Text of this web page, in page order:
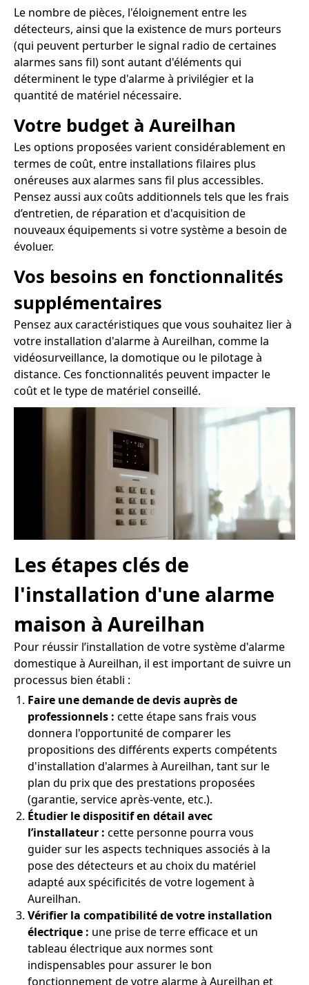
Le nombre de pièces, l'éloignement entre les
détecteurs, ainsi que la existence de murs porteurs
(qui peuvent perturber le signal radio de certaines
alarmes sans fil) sont autant d'éléments qui
déterminent le type d'alarme à privilégier et la
quantité de matériel nécessaire.
Votre budget à Aureilhan
Les options proposées varient considérablement en
termes de coût, entre installations filaires plus
onéreuses aux alarmes sans fil plus accessibles.
Pensez aussi aux coûts additionnels tels que les frais
d’entretien, de réparation et d'acquisition de
nouveaux équipements si votre système a besoin de
évoluer.
Vos besoins en fonctionnalités
supplémentaires
Pensez aux caractéristiques que vous souhaitez lier à
votre installation d'alarme à Aureilhan, comme la
vidéosurveillance, la domotique ou le pilotage à
distance. Ces fonctionnalités peuvent impacter le
coût et le type de matériel conseillé.
Les étapes clés de
l'installation d'une alarme
maison à Aureilhan
Pour réussir l’installation de votre système d'alarme
domestique à Aureilhan, il est important de suivre un
processus bien établi :
Faire une demande de devis auprès de
professionnels : cette étape sans frais vous
donnera l'opportunité de comparer les
propositions des différents experts compétents
d'installation d'alarmes à Aureilhan, tant sur le
plan du prix que des prestations proposées
(garantie, service après-vente, etc.).
Étudier le dispositif en détail avec
l’installateur : cette personne pourra vous
guider sur les aspects techniques associés à la
pose des détecteurs et au choix du matériel
adapté aux spécificités de votre logement à
Aureilhan.
Vérifier la compatibilité de votre installation
électrique : une prise de terre efficace et un
tableau électrique aux normes sont
indispensables pour assurer le bon
fonctionnement de votre alarme à Aureilhan et